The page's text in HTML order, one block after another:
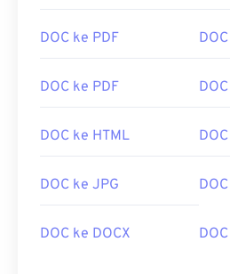
DOC ke PDF
DOC ke PDF
DOC ke HTML
DOC ke JPG
DOC ke DOCX